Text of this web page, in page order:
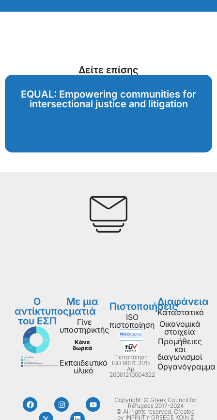
Δείτε επίσης
EQUAL: Empowering communities for
intersectional justice and litigation
Ο
αντίκτυπος
του ΕΣΠ
Με μια
ματιά
Γίνε
υποστηρικτής
Κάνε
δωρεά
Εκπαιδευτικό
υλικό
Πιστοποιήσεις
ISO
πιστοποίηση
Πιστοποίηση
ISO 9001: 2015
Aρ.
20001210004322
Διαφάνεια
Καταστατικό
Οικονομικά
στοιχεία
Προμήθειες
και
διαγωνισμοί
Οργανόγραμμα
Copyright: © Greek Council for
Refugees 2017-2024
© All rights reserved. Created
by INFINITY GREECE ΚΟΙΝ Σ